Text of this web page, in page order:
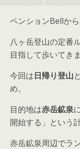
ペンションBellか
八ヶ岳登山の定番
目指して歩いてきま
今回は日帰り登山
め。
目的地は赤岳鉱泉
開始する」という
赤岳鉱泉周辺でラ